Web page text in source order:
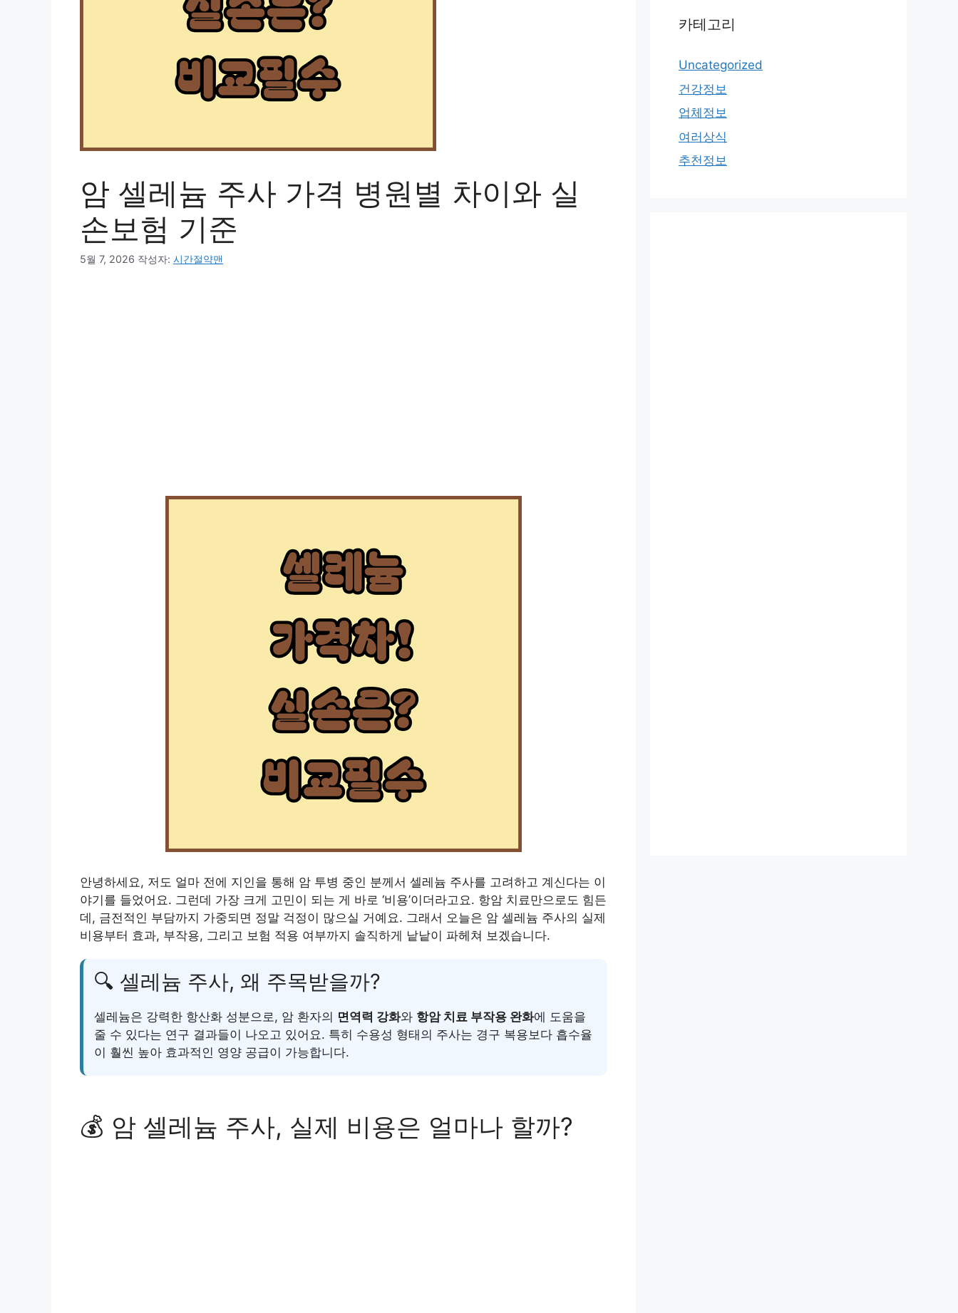
암 셀레늄 주사 가격 병원별 차이와 실
손보험 기준
5월 7, 2026 작성자: 시간절약맨
안녕하세요, 저도 얼마 전에 지인을 통해 암 투병 중인 분께서 셀레늄 주사를 고려하고 계신다는 이
야기를 들었어요. 그런데 가장 크게 고민이 되는 게 바로 ‘비용’이더라고요. 항암 치료만으로도 힘든
데, 금전적인 부담까지 가중되면 정말 걱정이 많으실 거예요. 그래서 오늘은 암 셀레늄 주사의 실제
비용부터 효과, 부작용, 그리고 보험 적용 여부까지 솔직하게 낱낱이 파헤쳐 보겠습니다.
🔍 셀레늄 주사, 왜 주목받을까?
셀레늄은 강력한 항산화 성분으로, 암 환자의 면역력 강화와 항암 치료 부작용 완화에 도움을
줄 수 있다는 연구 결과들이 나오고 있어요. 특히 수용성 형태의 주사는 경구 복용보다 흡수율
이 훨씬 높아 효과적인 영양 공급이 가능합니다.
💰 암 셀레늄 주사, 실제 비용은 얼마나 할까?
카테고리
Uncategorized
건강정보
업체정보
여러상식
추천정보